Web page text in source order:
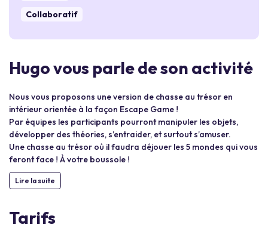
Collaboratif
Hugo vous parle de son activité
Nous vous proposons une version de chasse au trésor en
intérieur orientée à la façon Escape Game !
Par équipes les participants pourront manipuler les objets,
développer des théories, s’entraider, et surtout s’amuser.
Une chasse au trésor où il faudra déjouer les 5 mondes qui vous
feront face ! À votre boussole !
Lire la suite
Tarifs